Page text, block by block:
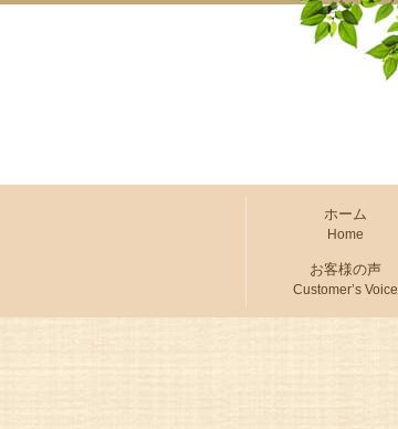
ホーム
Home
お客様の声
Customer’s Voice